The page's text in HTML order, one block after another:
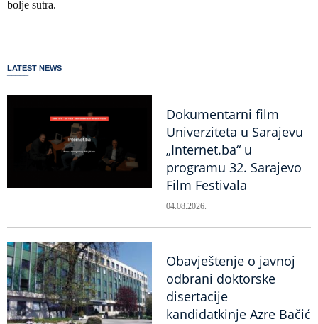
bolje sutra.
LATEST NEWS
Dokumentarni film
Univerziteta u Sarajevu
„Internet.ba“ u
programu 32. Sarajevo
Film Festivala
04.08.2026.
Obavještenje o javnoj
odbrani doktorske
disertacije
kandidatkinje Azre Bačić